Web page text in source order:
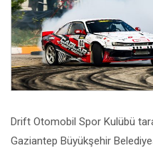
Drift Otomobil Spor Kulübü
Gaziantep Büyükşehir